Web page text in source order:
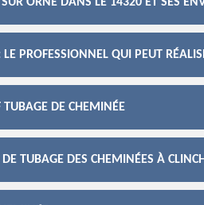
LE PROFESSIONNEL QUI PEUT
TUBAGE DE CHEMINÉE
DE TUBAGE DES CHEMINÉES À